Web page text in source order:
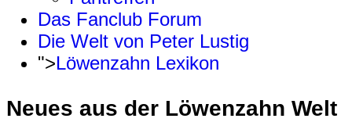
Das Fanclub Forum
Die Welt von Peter Lustig
">Löwenzahn Lexikon
Neues aus der Löwenzahn Welt